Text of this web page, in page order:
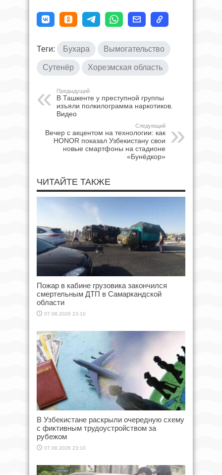
Теги: Бухара Вымогательство
Сутенёр Хорезмская область
Предыдущий
В Ташкенте у преступной группы
изъяли полкилограмма наркотиков.
Видео
Следующий
Вечер с акцентом на технологии: как
HONOR показал Узбекистану свои
новые смартфоны на стадионе
«Бунёдкор»
ЧИТАЙТЕ ТАКЖЕ
Пожар в кабине грузовика закончился
смертельным ДТП в Самаркандской
области
07.08.2026 23:10
В Узбекистане раскрыли очередную схему
с фиктивным трудоустройством за
рубежом
07.08.2026 23:10